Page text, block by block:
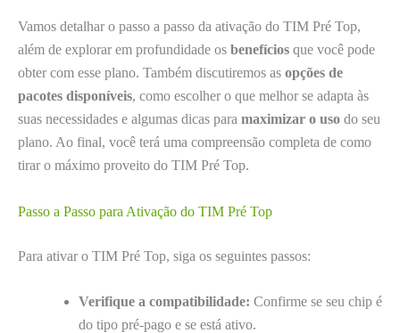
Vamos detalhar o passo a passo da ativação do TIM Pré Top,
além de explorar em profundidade os benefícios que você pode
obter com esse plano. Também discutiremos as opções de
pacotes disponíveis, como escolher o que melhor se adapta às
suas necessidades e algumas dicas para maximizar o uso do seu
plano. Ao final, você terá uma compreensão completa de como
tirar o máximo proveito do TIM Pré Top.
Passo a Passo para Ativação do TIM Pré Top
Para ativar o TIM Pré Top, siga os seguintes passos:
Verifique a compatibilidade: Confirme se seu chip é
do tipo pré-pago e se está ativo.